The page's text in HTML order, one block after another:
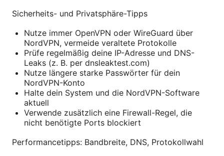
Sicherheits- und Privatsphäre-Tipps
Nutze immer OpenVPN oder WireGuard über
NordVPN, vermeide veraltete Protokolle
Prüfe regelmäßig deine IP-Adresse und DNS-
Leaks (z. B. per dnsleaktest.com)
Nutze längere starke Passwörter für dein
NordVPN-Konto
Halte dein System und die NordVPN-Software
aktuell
Verwende zusätzlich eine Firewall-Regel, die
nicht benötigte Ports blockiert
Performancetipps: Bandbreite, DNS, Protokollwahl